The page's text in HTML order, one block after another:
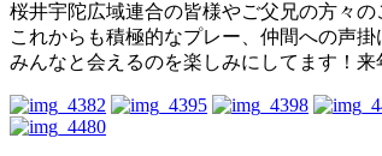
桜井宇陀広域連合の皆様やご父兄の方々
これからも積極的なプレー、仲間への声
みんなと会えるのを楽しみにしてます！来